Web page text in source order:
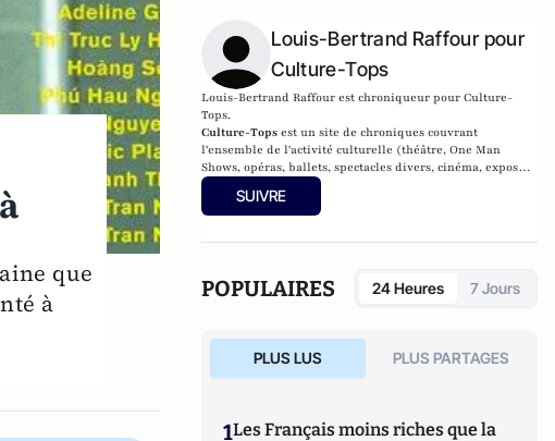
que
à
Louis-Bertrand Raffour pour
Culture-Tops
Louis-Bertrand Raffour est chroniqueur pour Culture-
Tops.
Culture-Tops est un site de chroniques couvrant
l'ensemble de l'activité culturelle (théâtre, One Man
Shows, opéras, ballets, spectacles divers, cinéma, expos,
livres, etc.).
SUIVRE
POPULAIRES 24 Heures 7 Jours
PLUS LUS PLUS PARTAGES
1Les Français moins riches que la